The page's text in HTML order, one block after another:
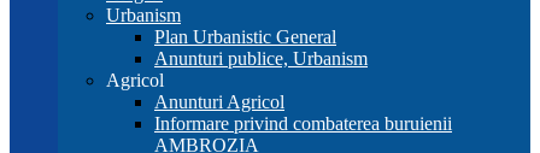
Urbanism
Plan Urbanistic General
Anunturi publice, Urbanism
Agricol
Anunturi Agricol
Informare privind combaterea buruienii
AMBROZIA